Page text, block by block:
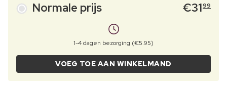
Normale prijs €3199
1-4 dagen bezorging (€5.95)
VOEG TOE AAN WINKELMAND